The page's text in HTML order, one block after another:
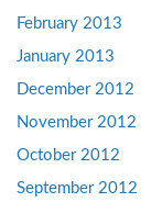
February 2013
January 2013
December 2012
November 2012
October 2012
September 2012